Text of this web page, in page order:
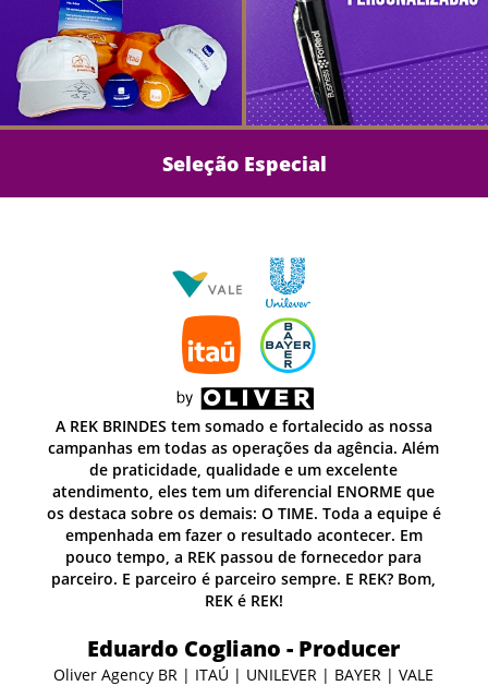
Seleção Especial
A REK BRINDES tem somado e fortalecido as nossa
campanhas em todas as operações da agência. Além
de praticidade, qualidade e um excelente
atendimento, eles tem um diferencial ENORME que
os destaca sobre os demais: O TIME. Toda a equipe é
empenhada em fazer o resultado acontecer. Em
pouco tempo, a REK passou de fornecedor para
parceiro. E parceiro é parceiro sempre. E REK? Bom,
REK é REK!
Eduardo Cogliano - Producer
Oliver Agency BR | ITAÚ | UNILEVER | BAYER | VALE